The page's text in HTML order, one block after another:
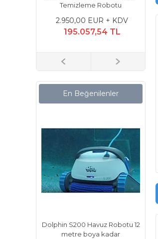
Temizleme Robotu
2.950,00 EUR + KDV
195.057,54 TL
En Beğenilenler
Dolphin S200 Havuz Robotu 12
metre boya kadar